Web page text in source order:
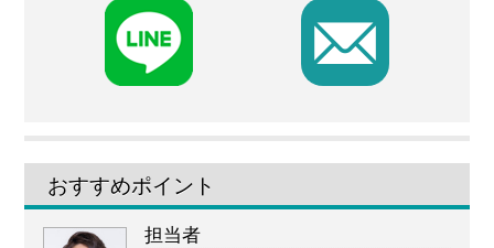
F
おすすめポイント
担当者